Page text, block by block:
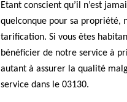
Etant conscient qu’il n’est
quelconque pour sa propriété,
tarification. Si vous êtes
bénéficier de notre service à
autant à assurer la qualité
service dans le 03130.